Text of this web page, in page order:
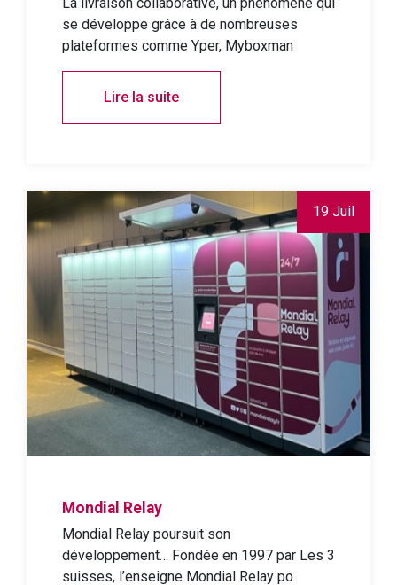
se développe grâce à de nombreuses
plateformes comme Yper, Myboxman
Lire la suite
19 Juil
Mondial Relay
Mondial Relay poursuit son
développement… Fondée en 1997 par Les 3
suisses, l’enseigne Mondial Relay po